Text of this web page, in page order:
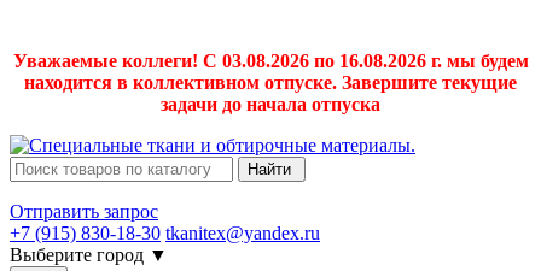
Уважаемые коллеги! С 03.08.2026 по 16.08.2026 г. мы будем
находится в коллективном отпуске. Завершите текущие
задачи до начала отпуска
Найти
Отправить запрос
+7 (915) 830-18-30 tkanitex@yandex.ru
Выберите город ▼